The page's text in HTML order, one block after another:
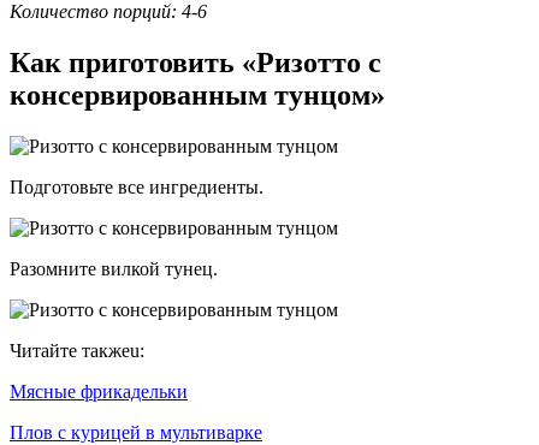
Количество порций: 4-6
Как приготовить «Ризотто с
консервированным тунцом»
Подготовьте все ингредиенты.
Разомните вилкой тунец.
Читайте такжеu:
Мясные фрикадельки
Плов с курицей в мультиварке